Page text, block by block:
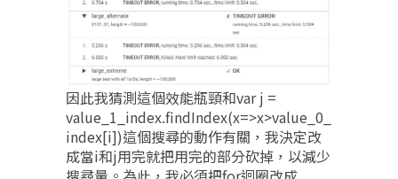
因此我猜測這個效能瓶頸和var j =
value_1_index.findIndex(x=>x>value_0_
index[i])這個搜尋的動作有關，我決定改
成當i和j用完就把用完的部分砍掉，以減少